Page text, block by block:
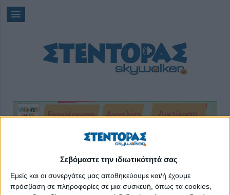
Σεβόμαστε την ιδιωτικότητά σας
Εμείς και οι συνεργάτες μας αποθηκεύουμε και/ή έχουμε
πρόσβαση σε πληροφορίες σε μια συσκευή, όπως τα cookies,
Κυριακή, 09/08/2026 16:19:55
WWF Ελλάς